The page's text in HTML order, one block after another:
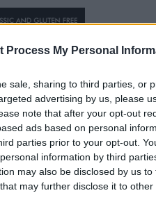
Process My Personal
sale, sharing to third parties, or
advertising by us, please
note that after your opt-out
ads based on personal
parties prior to your opt-out.
information by third
may also be disclosed by us
that may further disclose it to other